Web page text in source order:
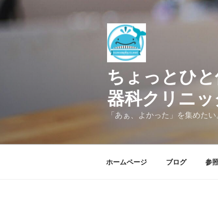
テ
ちょっとひ
器科クリニ
「あぁ、よかった」を集めたい
ホームページ ブログ 参